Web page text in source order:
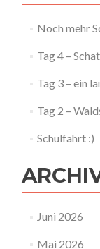
Noch mehr
Tag 4 –
Tag 3 – ein
Tag 2 –
Schulfahrt :)
Juni 2026
Mai 2026